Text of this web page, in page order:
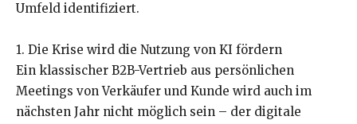
Umfeld identifiziert.
1. Die Krise wird die Nutzung von KI fördern
Ein klassischer B2B-Vertrieb aus persönlichen
Meetings von Verkäufer und Kunde wird auch im
nächsten Jahr nicht möglich sein – der digitale